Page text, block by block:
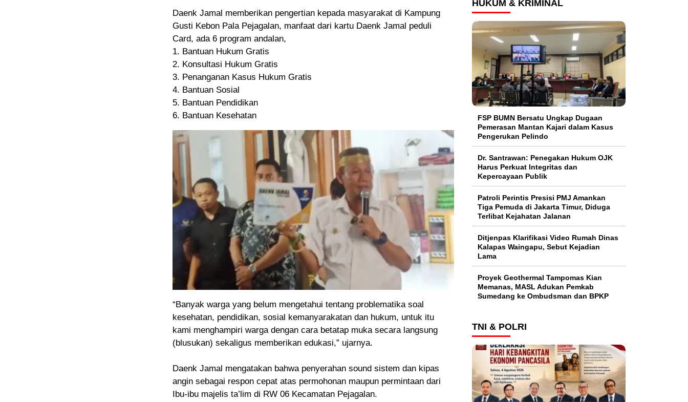
Daenk Jamal memberikan pengertian kepada masyarakat di Kampung
Gusti Kebon Pala Pejagalan, manfaat dari kartu Daenk Jamal peduli
Card, ada 6 program andalan,
1. Bantuan Hukum Gratis
2. Konsultasi Hukum Gratis
3. Penanganan Kasus Hukum Gratis
4. Bantuan Sosial
5. Bantuan Pendidikan
6. Bantuan Kesehatan
“Banyak warga yang belum mengetahui tentang problematika soal
kesehatan, pendidikan, sosial kemanyarakatan dan hukum, untuk itu
kami menghampiri warga dengan cara betatap muka secara langsung
(blusukan) sekaligus memberikan edukasi,” ujarnya.
Daenk Jamal mengatakan bahwa penyerahan sound sistem dan kipas
angin sebagai respon cepat atas permohonan maupun permintaan dari
Ibu-ibu majelis ta’lim di RW 06 Kecamatan Pejagalan.
HUKUM & KRIMINAL
FSP BUMN Bersatu Ungkap Dugaan
Pemerasan Mantan Kajari dalam Kasus
Pengerukan Pelindo
Dr. Santrawan: Penegakan Hukum OJK
Harus Perkuat Integritas dan
Kepercayaan Publik
Patroli Perintis Presisi PMJ Amankan
Tiga Pemuda di Jakarta Timur, Diduga
Terlibat Kejahatan Jalanan
Ditjenpas Klarifikasi Video Rumah Dinas
Kalapas Waingapu, Sebut Kejadian
Lama
Proyek Geothermal Tampomas Kian
Memanas, MASL Adukan Pemkab
Sumedang ke Ombudsman dan BPKP
TNI & POLRI